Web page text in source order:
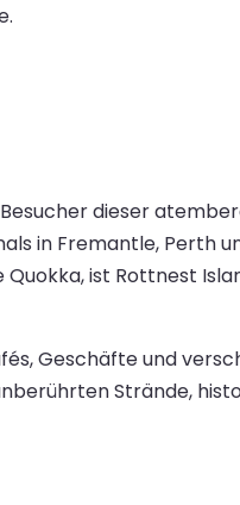
dieser
in Fremantle, Perth
ist Rottnest
Geschäfte und
Strände,